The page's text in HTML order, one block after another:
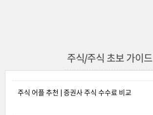
주식/주식 초보 가이드
주식 어플 추천 | 증권사 주식 수수료 비교